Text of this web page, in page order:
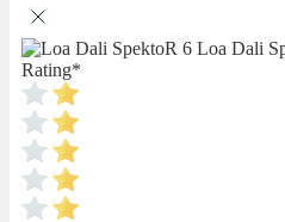
Loa Dali
Rating*